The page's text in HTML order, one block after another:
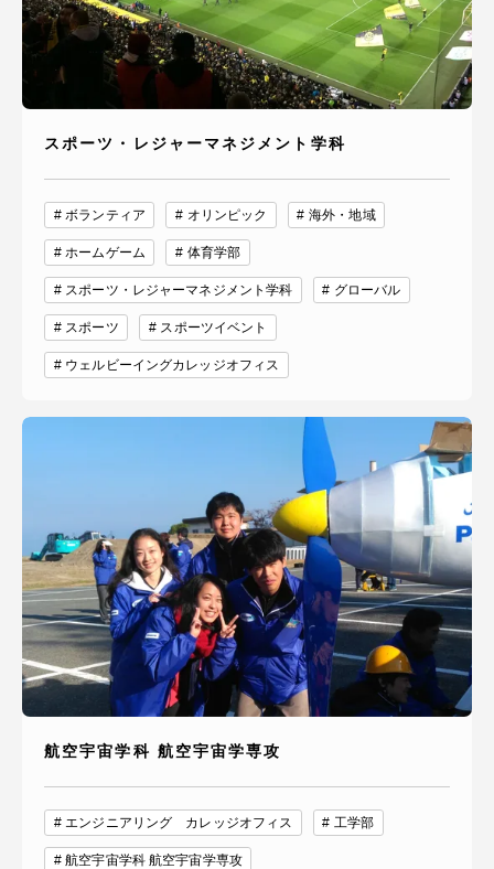
スポーツ・レジャーマネジメント学科
ボランティア オリンピック 海外・地域
ホームゲーム 体育学部
スポーツ・レジャーマネジメント学科 グローバル
スポーツ スポーツイベント
ウェルビーイングカレッジオフィス
航空宇宙学科 航空宇宙学専攻
エンジニアリング カレッジオフィス 工学部
航空宇宙学科 航空宇宙学専攻